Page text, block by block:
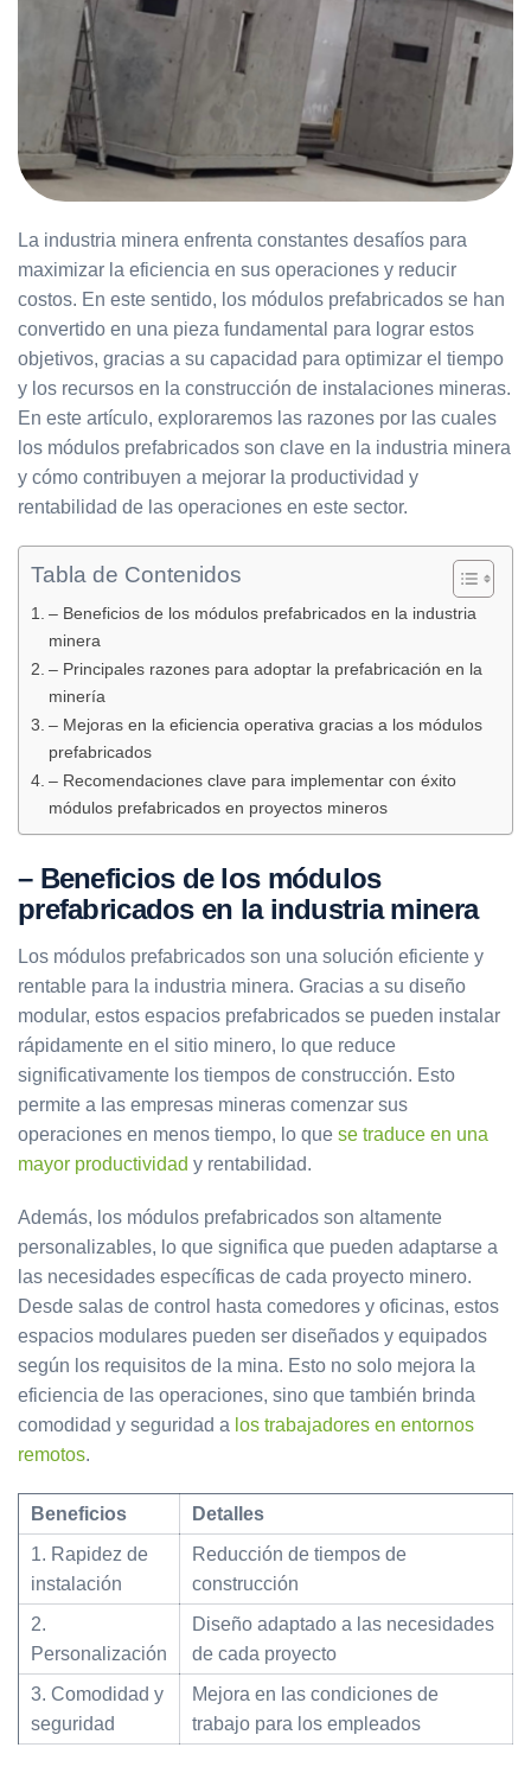
La industria minera enfrenta constantes desafíos para
maximizar la eficiencia en sus operaciones y reducir
costos. En este sentido, los módulos prefabricados se han
convertido en una pieza fundamental para lograr estos
objetivos, gracias a su capacidad para optimizar el tiempo
y los recursos en la construcción de instalaciones mineras.
En este artículo, exploraremos las razones por las cuales
los módulos prefabricados son clave en la industria minera
y cómo contribuyen a mejorar la productividad y
rentabilidad de las operaciones en este sector.
Tabla de Contenidos
– Beneficios de los módulos prefabricados en la industria
minera
– Principales razones para adoptar la prefabricación en la
minería
– Mejoras en la eficiencia operativa gracias a los módulos
prefabricados
– Recomendaciones clave para implementar con éxito
módulos prefabricados en proyectos mineros
– Beneficios de los módulos
prefabricados en la industria minera
Los módulos prefabricados son una solución eficiente y
rentable para la industria minera. Gracias a su diseño
modular, estos espacios prefabricados se pueden instalar
rápidamente en el sitio minero, lo que reduce
significativamente los tiempos de construcción. Esto
permite a las empresas mineras comenzar sus
operaciones en menos tiempo, lo que se traduce en una
mayor productividad y rentabilidad.
Además, los módulos prefabricados son altamente
personalizables, lo que significa que pueden adaptarse a
las necesidades específicas de cada proyecto minero.
Desde salas de control hasta comedores y oficinas, estos
espacios modulares pueden ser diseñados y equipados
según los requisitos de la mina. Esto no solo mejora la
eficiencia de las operaciones, sino que también brinda
comodidad y seguridad a los trabajadores en entornos
remotos.
Beneficios
Detalles
1. Rapidez de
instalación
Reducción de tiempos de
construcción
2.
Personalización
Diseño adaptado a las necesidades
de cada proyecto
3. Comodidad y
seguridad
Mejora en las condiciones de
trabajo para los empleados